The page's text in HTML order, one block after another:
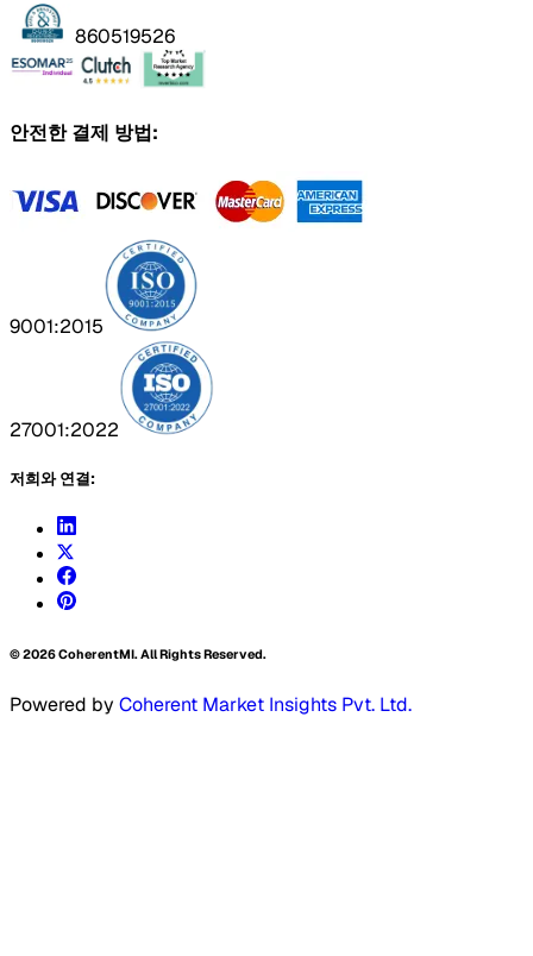
860519526
안전한 결제 방법:
9001:2015
27001:2022
저희와 연결:
©2026CoherentMI. All Rights Reserved.
Powered by Coherent Market Insights Pvt. Ltd.